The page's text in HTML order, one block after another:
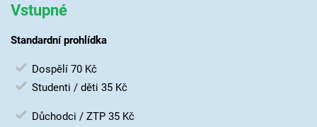
Vstupné
Standardní prohlídka
Dospělí 70 Kč
Studenti / děti 35 Kč
Důchodci / ZTP 35 Kč